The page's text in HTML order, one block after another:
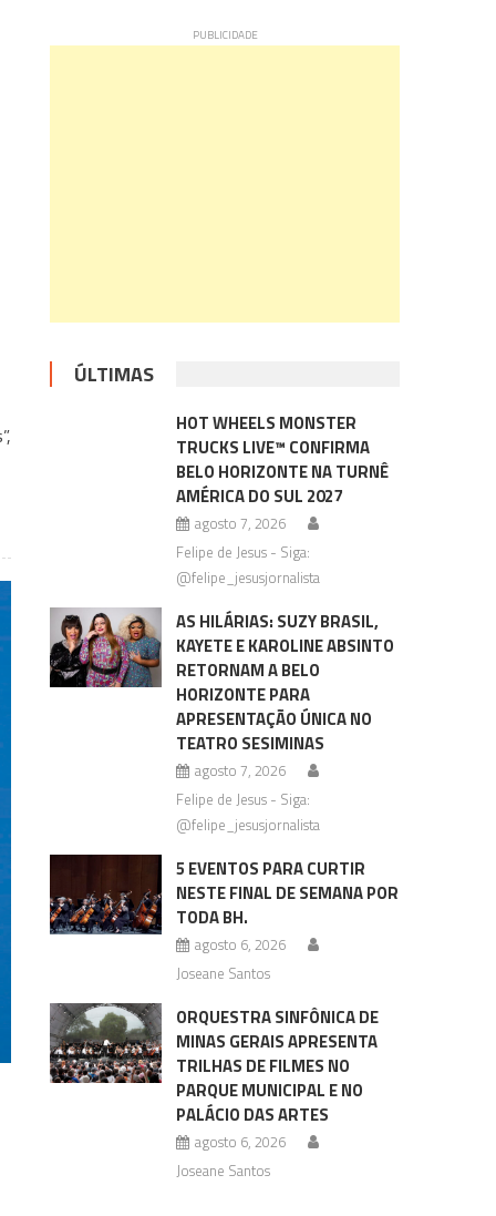
ÚLTIMAS
HOT WHEELS MONSTER
TRUCKS LIVE™ CONFIRMA
BELO HORIZONTE NA TURNÊ
AMÉRICA DO SUL 2027
agosto 7, 2026
Felipe de Jesus - Siga:
@felipe_jesusjornalista
AS HILÁRIAS: SUZY BRASIL,
KAYETE E KAROLINE ABSINTO
RETORNAM A BELO
HORIZONTE PARA
APRESENTAÇÃO ÚNICA NO
TEATRO SESIMINAS
agosto 7, 2026
Felipe de Jesus - Siga:
@felipe_jesusjornalista
5 EVENTOS PARA CURTIR
NESTE FINAL DE SEMANA POR
TODA BH.
agosto 6, 2026
Joseane Santos
ORQUESTRA SINFÔNICA DE
MINAS GERAIS APRESENTA
TRILHAS DE FILMES NO
PARQUE MUNICIPAL E NO
PALÁCIO DAS ARTES
agosto 6, 2026
Joseane Santos